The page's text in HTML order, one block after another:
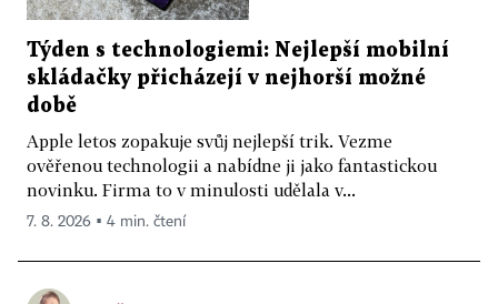
Týden s technologiemi: Nejlepší mobilní
skládačky přicházejí v nejhorší možné
době
Apple letos zopakuje svůj nejlepší trik. Vezme
ověřenou technologii a nabídne ji jako fantastickou
novinku. Firma to v minulosti udělala v...
7. 8. 2026 ▪ 4 min. čtení